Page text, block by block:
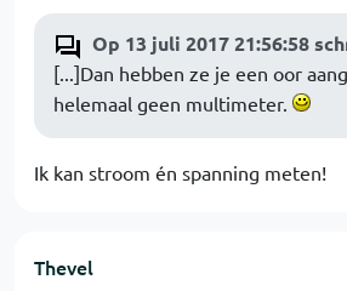
Op 13 juli 2017 21:56:58
[...]Dan hebben ze je een oor
helemaal geen multimeter.
Ik kan stroom én spanning meten!
Thevel